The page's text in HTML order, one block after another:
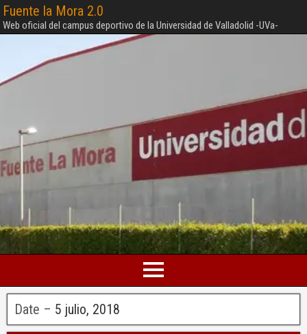
Fuente la Mora 2.0
Web oficial del campus deportivo de la Universidad de Valladolid -UVa-
Date – 5 julio, 2018